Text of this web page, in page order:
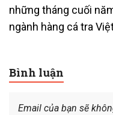
những tháng cuối
ngành hàng cá tra
Bình luận
Email của bạn sẽ